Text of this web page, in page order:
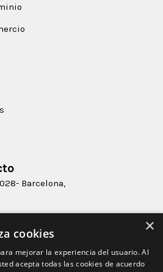
Barcelona,
2
×
cookies
mejorar la experiencia del usuario. Al
acepta todas las cookies de acuerdo